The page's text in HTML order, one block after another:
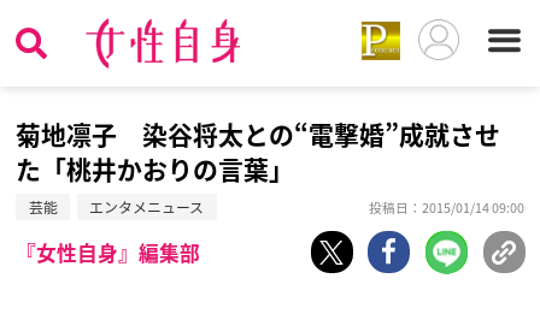
菊地凛子 染谷将太との“電撃婚”成就させ
た「桃井かおりの言葉」
芸能 エンタメニュース 投稿日：2015/01/14 09:00
『女性自身』編集部